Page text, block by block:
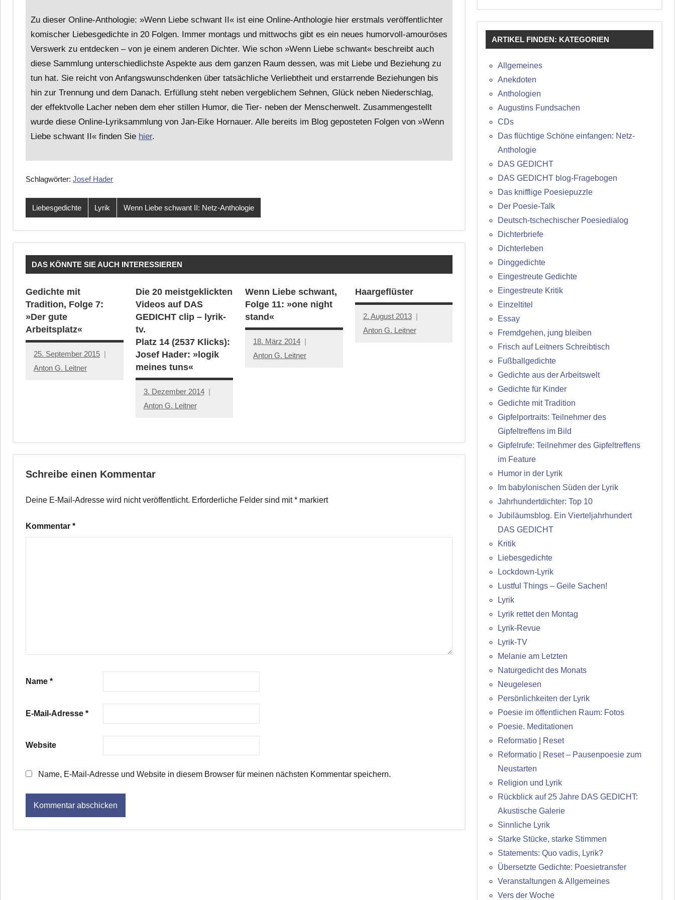
Zu dieser Online-Anthologie: »Wenn Liebe schwant II« ist eine Online-Anthologie hier erstmals veröffentlichter
komischer Liebesgedichte in 20 Folgen. Immer montags und mittwochs gibt es ein neues humorvoll-amouröses
Verswerk zu entdecken – von je einem anderen Dichter. Wie schon »Wenn Liebe schwant« beschreibt auch
diese Sammlung unterschiedlichste Aspekte aus dem ganzen Raum dessen, was mit Liebe und Beziehung zu
tun hat. Sie reicht von Anfangswunschdenken über tatsächliche Verliebtheit und erstarrende Beziehungen bis
hin zur Trennung und dem Danach. Erfüllung steht neben vergeblichem Sehnen, Glück neben Niederschlag,
der effektvolle Lacher neben dem eher stillen Humor, die Tier- neben der Menschenwelt. Zusammengestellt
wurde diese Online-Lyriksammlung von Jan-Eike Hornauer. Alle bereits im Blog geposteten Folgen von »Wenn
Liebe schwant II« finden Sie hier.
Schlagwörter: Josef Hader
Liebesgedichte Lyrik Wenn Liebe schwant II: Netz-Anthologie
DAS KÖNNTE SIE AUCH INTERESSIEREN
Gedichte mit
Tradition, Folge 7:
»Der gute
Arbeitsplatz«
25. September 2015
Anton G. Leitner
Die 20 meistgeklickten
Videos auf DAS
GEDICHT clip – lyrik-
tv.
Platz 14 (2537 Klicks):
Josef Hader: »logik
meines tuns«
3. Dezember 2014
Anton G. Leitner
Wenn Liebe schwant,
Folge 11: »one night
stand«
18. März 2014
Anton G. Leitner
Haargeflüster
2. August 2013
Anton G. Leitner
Schreibe einen Kommentar
Deine E-Mail-Adresse wird nicht veröffentlicht. Erforderliche Felder sind mit* markiert
Kommentar *
Name *
E-Mail-Adresse *
Website
Name, E-Mail-Adresse und Website in diesem Browser für meinen nächsten Kommentar speichern.
ARTIKEL FINDEN: KATEGORIEN
Allgemeines
Anekdoten
Anthologien
Augustins Fundsachen
CDs
Das flüchtige Schöne einfangen: Netz-
Anthologie
DAS GEDICHT
DAS GEDICHT blog-Fragebogen
Das knifflige Poesiepuzzle
Der Poesie-Talk
Deutsch-tschechischer Poesiedialog
Dichterbriefe
Dichterleben
Dinggedichte
Eingestreute Gedichte
Eingestreute Kritik
Einzeltitel
Essay
Fremdgehen, jung bleiben
Frisch auf Leitners Schreibtisch
Fußballgedichte
Gedichte aus der Arbeitswelt
Gedichte für Kinder
Gedichte mit Tradition
Gipfelportraits: Teilnehmer des
Gipfeltreffens im Bild
Gipfelrufe: Teilnehmer des Gipfeltreffens
im Feature
Humor in der Lyrik
Im babylonischen Süden der Lyrik
Jahrhundertdichter: Top 10
Jubiläumsblog. Ein Vierteljahrhundert
DAS GEDICHT
Kritik
Liebesgedichte
Lockdown-Lyrik
Lustful Things – Geile Sachen!
Lyrik
Lyrik rettet den Montag
Lyrik-Revue
Lyrik-TV
Melanie am Letzten
Naturgedicht des Monats
Neugelesen
Persönlichkeiten der Lyrik
Poesie im öffentlichen Raum: Fotos
Poesie. Meditationen
Reformatio | Reset
Reformatio | Reset – Pausenpoesie zum
Neustarten
Religion und Lyrik
Rückblick auf 25 Jahre DAS GEDICHT:
Akustische Galerie
Sinnliche Lyrik
Starke Stücke, starke Stimmen
Statements: Quo vadis, Lyrik?
Übersetzte Gedichte: Poesietransfer
Veranstaltungen & Allgemeines
Vers der Woche